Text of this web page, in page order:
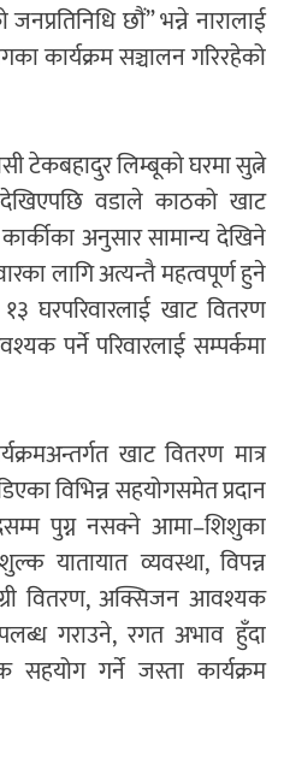
छौं” भन्ने नारालाई
कार्यक्रम सञ्चालन गरिरहेको
टेकबहादुर लिम्बूको घरमा सुत्ने
वडाले काठको खाट
अनुसार सामान्य देखिने
लागि अत्यन्तै महत्वपूर्ण हुने
घरपरिवारलाई खाट वितरण
पर्ने परिवारलाई सम्पर्कमा
खाट वितरण मात्र
विभिन्न सहयोगसमेत प्रदान
पुग्न नसक्ने आमा–शिशुका
यातायात व्यवस्था, विपन्न
वितरण, अक्सिजन आवश्यक
गराउने, रगत अभाव हुँदा
सहयोग गर्ने जस्ता कार्यक्रम